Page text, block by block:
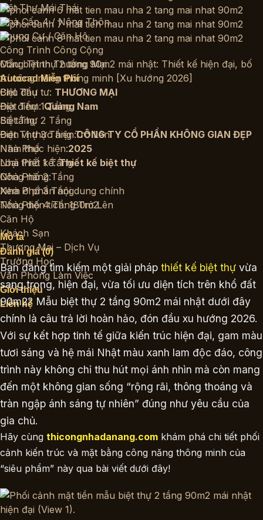
Biệt Thự Mái Thái
Nhà Cấp 4 / Nông Thôn
Chung Cư / Căn Hộ
Công Trình Công Cộng
Công Trình Thương Mại
Autocad Miễn Phí
Biệt Thự
Biệt Thự 1 Tầng
Biệt Thự 2 Tầng
Biệt Thự 3 Tầng Trở Lên
Nhà Phố
Nhà Phố 1 Tầng
Nhà Phố 2 Tầng
Nhà Phố 3 Tầng
Nhà Phố 4 Tầng Trở Lên
Căn Hộ
Khách Sạn
Thương Mại – Dịch Vụ
Trường Học
Văn Phòng Làm Việc
Giới thiệu
Liên hệ
Mẫu biệt thự 2 tầng 90m2 mái nhật: Thiết kế hiện đại, bố
trí công năng thông minh [Xu hướng 2026]
Chủ đầu tư: THƯƠNG MẠI
Địa điểm:Quảng Nam
Số tầng:
Đơn vị thực hiện:CÔNG TY CỔ PHẦN KHÔNG GIAN ĐẸP
Năm thực hiện:2025
Loại thiết kế:Thiết kế biệt thự
Công năng:
Xem ở phần nội dung chính
Tổng diện tích: 180m2
Mô tả
Đánh giá (0)
Bạn đang tìm kiếm một giải pháp thiết kế biệt thự vừa
sang trọng, hiện đại, vừa tối ưu diện tích trên khổ đất
90m2? Mẫu biệt thự 2 tầng 90m2 mái nhật dưới đây
chính là câu trả lời hoàn hảo, đón đầu xu hướng 2026.
Với sự kết hợp tinh tế giữa kiến trúc hiện đại, gam màu
tươi sáng và hệ mái Nhật màu xanh lam độc đáo, công
trình này không chỉ thu hút mọi ánh nhìn mà còn mang
đến một không gian sống “rộng rãi, thông thoáng và
tràn ngập ánh sáng tự nhiên” đúng như yêu cầu của
gia chủ.
Hãy cùng thicongnhadanang.com khám phá chi tiết phối
cảnh kiến trúc và mặt bằng công năng thông minh của
“siêu phẩm” này qua bài viết dưới đây!